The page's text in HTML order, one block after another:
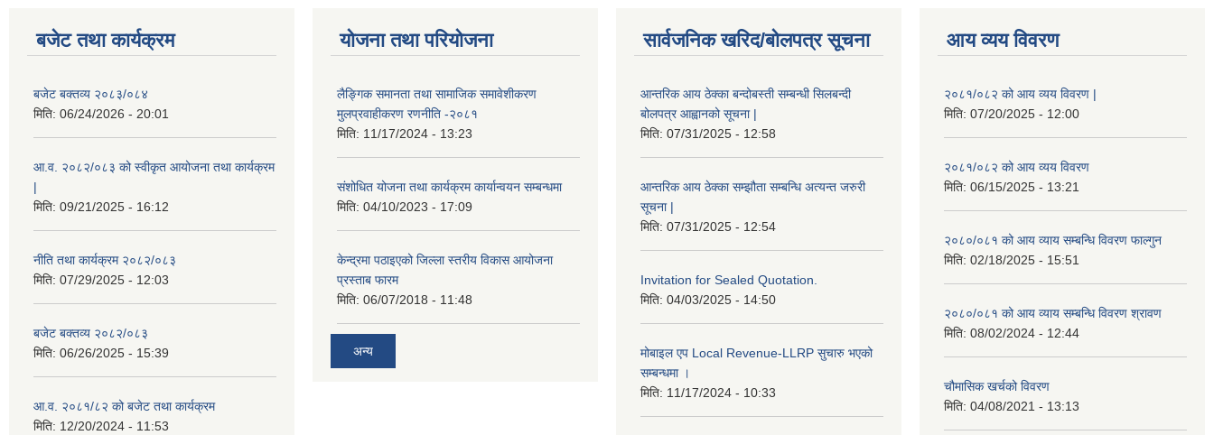
बजेट तथा कार्यक्रम
बजेट बक्तव्य २०८३/०८४
मिति: 06/24/2026 - 20:01
आ.व. २०८२/०८३ को स्वीकृत आयोजना तथा कार्यक्रम
|
मिति: 09/21/2025 - 16:12
नीति तथा कार्यक्रम २०८२/०८३
मिति: 07/29/2025 - 12:03
बजेट बक्तव्य २०८२/०८३
मिति: 06/26/2025 - 15:39
आ.व. २०८१/८२ को बजेट तथा कार्यक्रम
मिति: 12/20/2024 - 11:53
योजना तथा परियोजना
लैङ्गिक समानता तथा सामाजिक समावेशीकरण
मुलप्रवाहीकरण रणनीति -२०८१
मिति: 11/17/2024 - 13:23
संशोधित योजना तथा कार्यक्रम कार्यान्वयन सम्बन्धमा
मिति: 04/10/2023 - 17:09
केन्द्रमा पठाइएको जिल्ला स्तरीय विकास आयोजना
प्रस्ताब फारम
मिति: 06/07/2018 - 11:48
अन्य
सार्वजनिक खरिद/बोलपत्र सूचना
आन्तरिक आय ठेक्का बन्दोबस्ती सम्बन्धी सिलबन्दी
बोलपत्र आह्वानको सूचना |
मिति: 07/31/2025 - 12:58
आन्तरिक आय ठेक्का सम्झौता सम्बन्धि अत्यन्त जरुरी
सूचना |
मिति: 07/31/2025 - 12:54
Invitation for Sealed Quotation.
मिति: 04/03/2025 - 14:50
मोबाइल एप Local Revenue-LLRP सुचारु भएको
सम्बन्धमा ।
मिति: 11/17/2024 - 10:33
आय व्यय विवरण
२०८१/०८२ को आय व्यय विवरण |
मिति: 07/20/2025 - 12:00
२०८१/०८२ को आय व्यय विवरण
मिति: 06/15/2025 - 13:21
२०८०/०८१ को आय व्याय सम्बन्धि विवरण फाल्गुन
मिति: 02/18/2025 - 15:51
२०८०/०८१ को आय व्याय सम्बन्धि विवरण श्रावण
मिति: 08/02/2024 - 12:44
चौमासिक खर्चको विवरण
मिति: 04/08/2021 - 13:13